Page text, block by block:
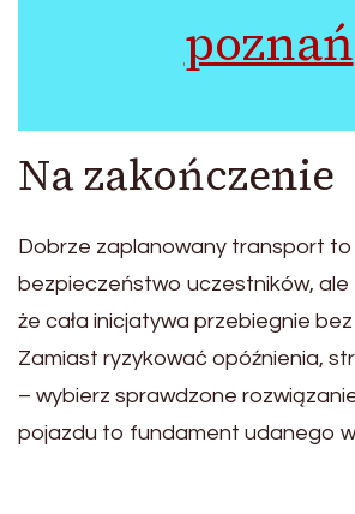
poznań
Na zakończenie
Dobrze zaplanowany transport to
bezpieczeństwo uczestników, ale
że cała inicjatywa przebiegnie bez
Zamiast ryzykować opóźnienia,
– wybierz sprawdzone
pojazdu to fundament udanego